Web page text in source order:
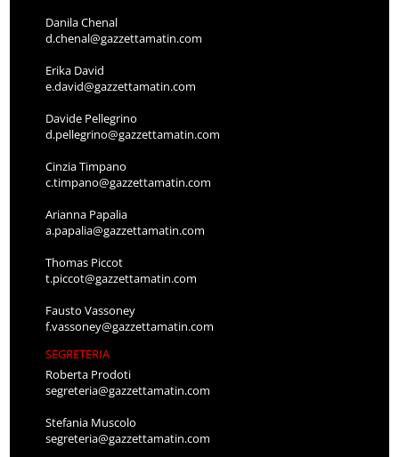
Danila Chenal
d.chenal@gazzettamatin.com
Erika David
e.david@gazzettamatin.com
Davide Pellegrino
d.pellegrino@gazzettamatin.com
Cinzia Timpano
c.timpano@gazzettamatin.com
Arianna Papalia
a.papalia@gazzettamatin.com
Thomas Piccot
t.piccot@gazzettamatin.com
Fausto Vassoney
f.vassoney@gazzettamatin.com
SEGRETERIA
Roberta Prodoti
segreteria@gazzettamatin.com
Stefania Muscolo
segreteria@gazzettamatin.com